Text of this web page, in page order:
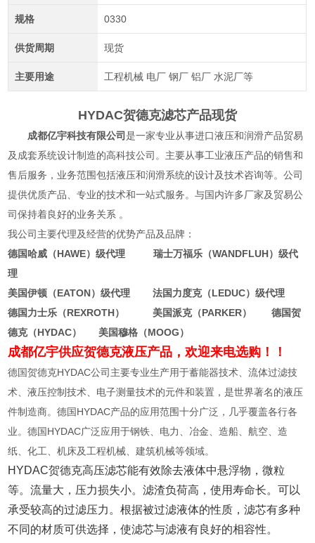
规格 0330
供货周期 现货
主要用途 工程机械 电厂 钢厂 铝厂 水泥厂等
HYDAC贺德克滤芯产品现货
成都亿宇科技有限公司是一家专业从事进口液压和润滑产品贸易
及成套系统设计制造的高科技公司。主要从事工业液压产品的销售和
售后服务，业务范围包括液压和润滑系统的设计及技术咨询等。公司
提供优质产品、专业的技术和一站式服务。与国内许多厂家及贸易公
司保持着良好的业务关系 。
我公司主要代理及经营的优势产品及品牌：
德国哈威（HAWE）级代理 瑞士万福乐（WANDFLUH）级代
理
美国伊顿（EATON）级代理 法国力度克（LEDUC）级代理
德国力士乐（REXROTH） 美国派克（PARKER） 德国贺
德克（HYDAC） 美国穆格（MOOG）
成都亿宇供应贺德克液压产品，欢迎来电选购！！
德国贺德克HYDAC公司主要专业生产用于蓄能器技术、流体过滤技
术、液压控制技术、电子测量技术的元件和装置，是世界著名的液压
件制造商。德国HYDAC产品的应用范围十分广泛，几乎覆盖各行各
业。德国HYDAC广泛应用于钢铁、电力、冶金、造船、航空、造
纸、化工、机床及工程机械、建筑机械等领域。
HYDAC贺德克高压滤芯能有效除去液体中悬浮物，微粒
等。流量大，压力损失小。滤渣负荷高，使用寿命长。可以
承受较高的过滤压力。根据被过滤液体的性质，滤芯有多种
不同的材质可供选择，使滤芯与滤液有良好的相容性。